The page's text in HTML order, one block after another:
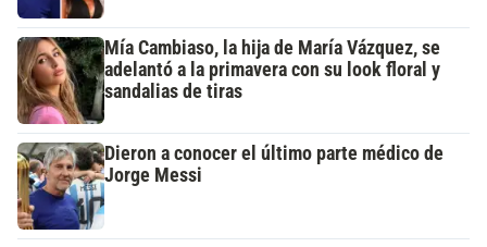
Mía Cambiaso, la hija de María Vázquez, se
adelantó a la primavera con su look floral y
sandalias de tiras
Dieron a conocer el último parte médico de
Jorge Messi